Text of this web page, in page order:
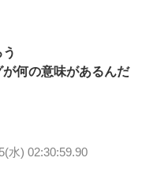
何の意味があるんだ
水) 02:30:59.90